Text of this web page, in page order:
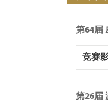
第64届
竞赛
第26届